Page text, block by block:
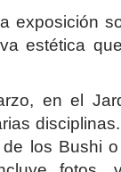
exposición
estética
en el
los Bushi